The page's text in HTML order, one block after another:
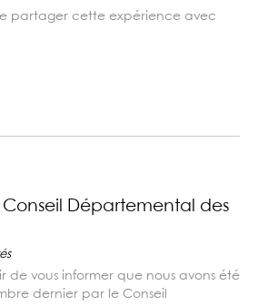
partager cette expérience avec
Départemental des
de vous informer que nous avons été
dernier par le Conseil